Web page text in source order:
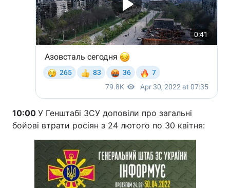
10:00 У Генштабі ЗСУ доповіли про загальні
бойові втрати росіян з 24 лютого по 30 квітня: